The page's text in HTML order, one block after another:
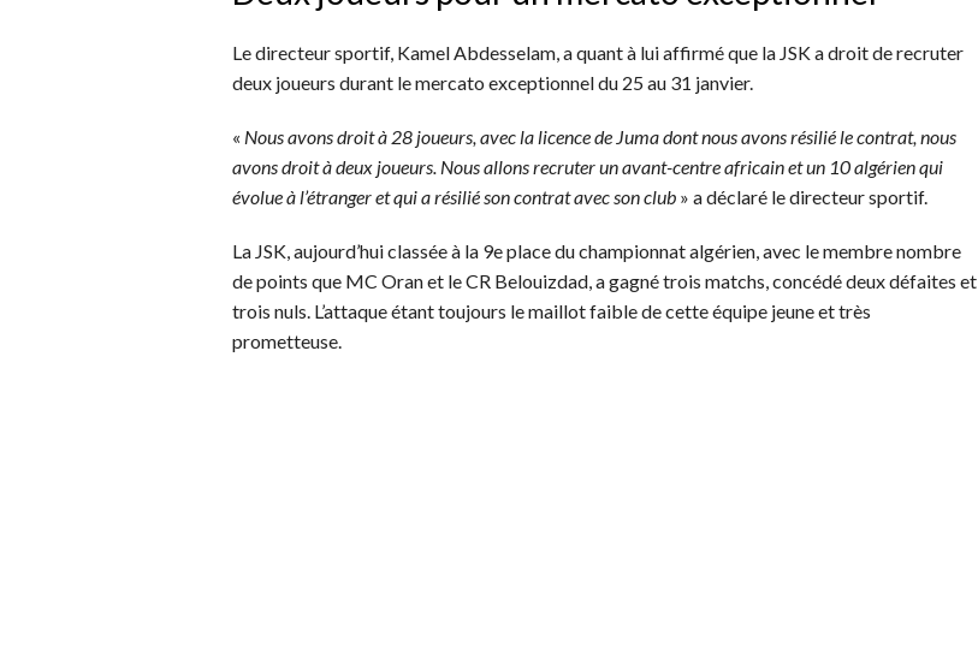
Le directeur sportif, Kamel Abdesselam, a quant à lui affirmé que la JSK a droit de recruter
deux joueurs durant le mercato exceptionnel du 25 au 31 janvier.
« Nous avons droit à 28 joueurs, avec la licence de Juma dont nous avons résilié le contrat, nous
avons droit à deux joueurs. Nous allons recruter un avant-centre africain et un 10 algérien qui
évolue à l’étranger et qui a résilié son contrat avec son club » a déclaré le directeur sportif.
La JSK, aujourd’hui classée à la 9e place du championnat algérien, avec le membre nombre
de points que MC Oran et le CR Belouizdad, a gagné trois matchs, concédé deux défaites et
trois nuls. L’attaque étant toujours le maillot faible de cette équipe jeune et très
prometteuse.